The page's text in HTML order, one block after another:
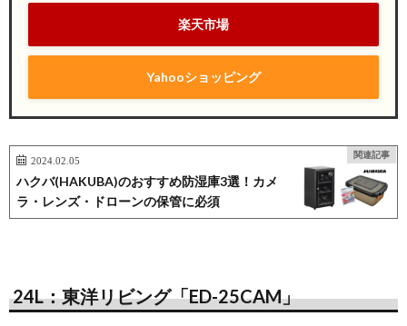
楽天市場
Yahooショッピング
関連記事
2024.02.05
ハクバ(HAKUBA)のおすすめ防湿庫3選！カメ
ラ・レンズ・ドローンの保管に必須
24L：東洋リビング「ED-25CAM」